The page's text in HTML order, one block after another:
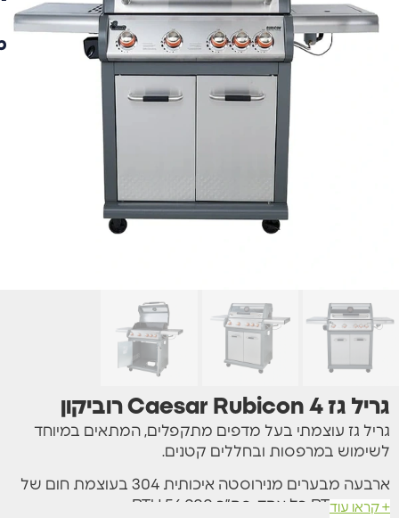
גריל גז Caesar Rubicon 4 רוביקון
גריל גז עוצמתי בעל מדפים מתקפלים, המתאים במיוחד
לשימוש במרפסות ובחללים קטנים.
ארבעה מבערים מנירוסטה איכותית 304 בעוצמת חום של
14,000 BTU כל אחד, סה”כ 56,000 BTU.
+ קראו עוד